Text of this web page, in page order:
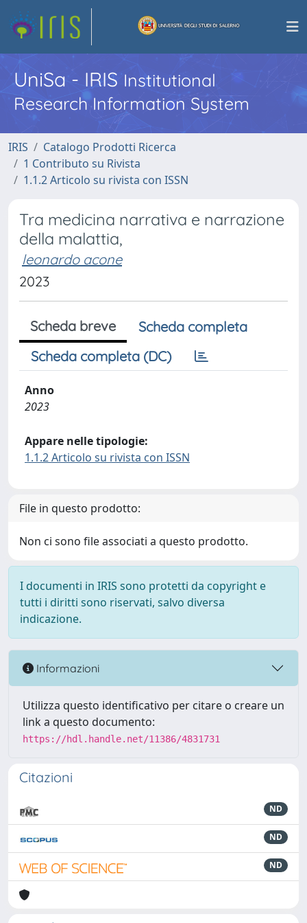
UniSa - IRISInstitutional
Research Information System
IRIS
Catalogo Prodotti Ricerca
1 Contributo su Rivista
1.1.2 Articolo su rivista con ISSN
Tra medicina narrativa e narrazione
della malattia,
leonardo acone
2023
Scheda breve
Scheda completa
Scheda completa (DC)
Anno
2023
Appare nelle tipologie:
1.1.2 Articolo su rivista con ISSN
File in questo prodotto:
Non ci sono file associati a questo prodotto.
I documenti in IRIS sono protetti da copyright e
tutti i diritti sono riservati, salvo diversa
indicazione.
Informazioni
Utilizza questo identificativo per citare o creare un
link a questo documento:
https://hdl.handle.net/11386/4831731
Citazioni
ND
ND
ND